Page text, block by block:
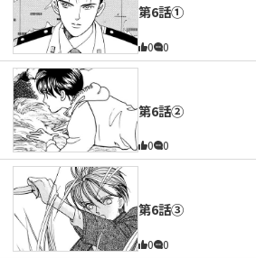
第6話①
0 0
第6話②
0 0
第6話③
0 0